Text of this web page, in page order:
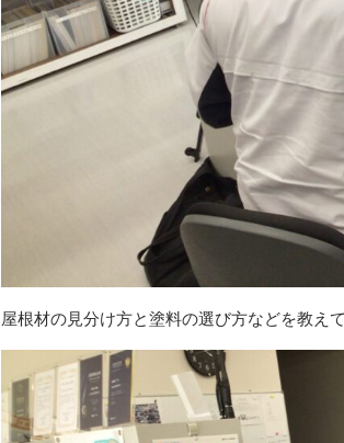
屋根材の見分け方と塗料の選び方などを教え